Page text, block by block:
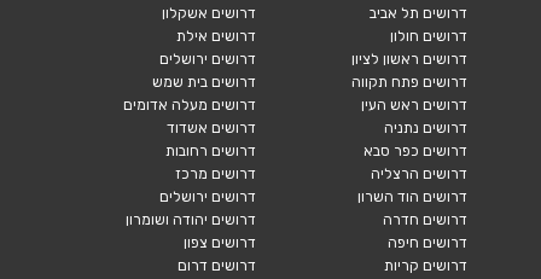
דרושים תל אביב
דרושים חולון
דרושים ראשון לציון
דרושים פתח תקווה
דרושים ראש העין
דרושים נתניה
דרושים כפר סבא
דרושים הרצליה
דרושים הוד השרון
דרושים חדרה
דרושים חיפה
דרושים קריות
דרושים אשקלון
דרושים אילת
דרושים ירושלים
דרושים בית שמש
דרושים מעלה אדומים
דרושים אשדוד
דרושים רחובות
דרושים מרכז
דרושים ירושלים
דרושים יהודה ושומרון
דרושים צפון
דרושים דרום